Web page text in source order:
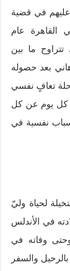
في قضية
القاهرة عام
تتراوح ما بين
بعد حصوله
رحلة تعافٍ نفسي
كل يوم عن كل
نفسية في
لحياة وليّ
في الأندلس
وفاته في
والسفر